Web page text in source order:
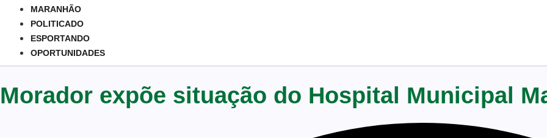
MARANHÃO
POLITICADO
ESPORTANDO
OPORTUNIDADES
Morador expõe situação do Hospital Municipal